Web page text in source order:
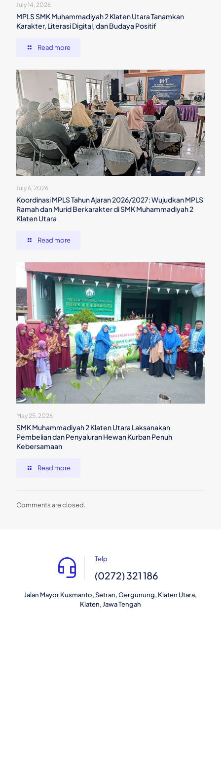
July 14, 2026
MPLS SMK Muhammadiyah 2 Klaten Utara Tanamkan
Karakter, Literasi Digital, dan Budaya Positif
Read more
July 6, 2026
Koordinasi MPLS Tahun Ajaran 2026/2027: Wujudkan MPLS
Ramah dan Murid Berkarakter di SMK Muhammadiyah 2
Klaten Utara
Read more
May 25, 2026
SMK Muhammadiyah 2 Klaten Utara Laksanakan
Pembelian dan Penyaluran Hewan Kurban Penuh
Kebersamaan
Read more
Comments are closed.
Telp
(0272) 321 186
Jalan Mayor Kusmanto, Setran, Gergunung, Klaten Utara,
Klaten, Jawa Tengah